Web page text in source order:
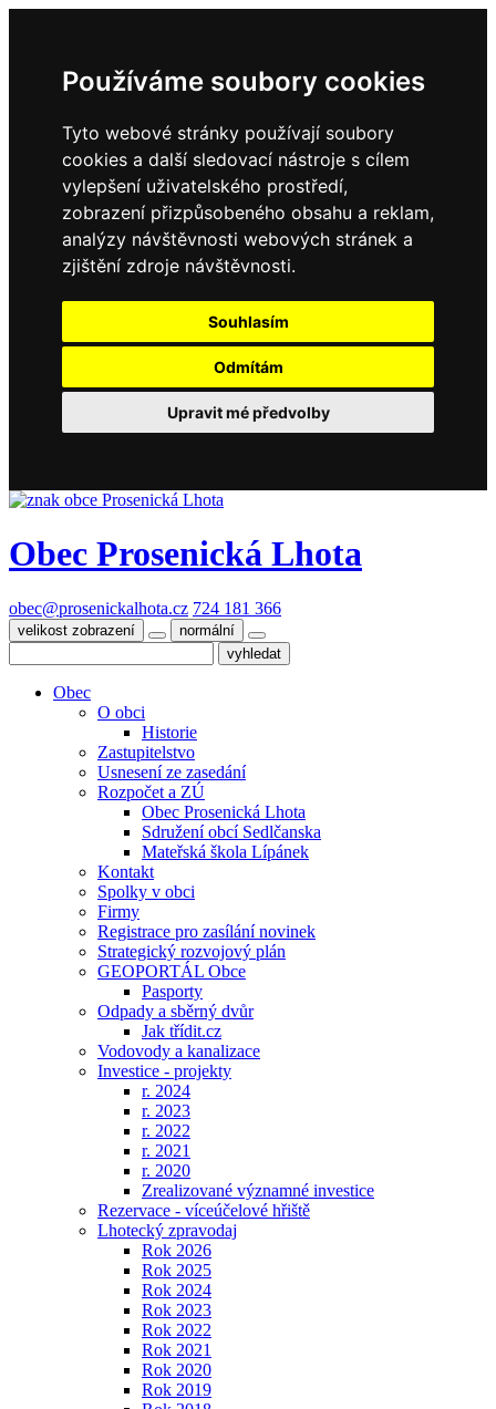
Používáme soubory cookies
Tyto webové stránky používají soubory
cookies a další sledovací nástroje s cílem
vylepšení uživatelského prostředí,
zobrazení přizpůsobeného obsahu a reklam,
analýzy návštěvnosti webových stránek a
zjištění zdroje návštěvnosti.
Souhlasím
Odmítám
Upravit mé předvolby
Obec Prosenická Lhota
obec@prosenickalhota.cz 724 181 366
velikost zobrazení normální
Obec
O obci
Historie
Zastupitelstvo
Usnesení ze zasedání
Rozpočet a ZÚ
Obec Prosenická Lhota
Sdružení obcí Sedlčanska
Mateřská škola Lípánek
Kontakt
Spolky v obci
Firmy
Registrace pro zasílání novinek
Strategický rozvojový plán
GEOPORTÁL Obce
Pasporty
Odpady a sběrný dvůr
Jak třídit.cz
Vodovody a kanalizace
Investice - projekty
r. 2024
r. 2023
r. 2022
r. 2021
r. 2020
Zrealizované významné investice
Rezervace - víceúčelové hřiště
Lhotecký zpravodaj
Rok 2026
Rok 2025
Rok 2024
Rok 2023
Rok 2022
Rok 2021
Rok 2020
Rok 2019